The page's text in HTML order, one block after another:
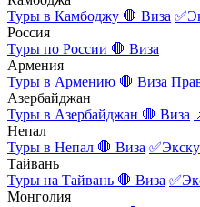
Туры в Камбоджу 🛑 Виза
Россия
Туры по России 🛑 Виза
Армения
Туры в Армению 🛑 Виза
Азербайджан
Туры в Азербайджан 🛑 Виза
Непал
Туры в Непал 🛑 Виза
Тайвань
Туры на Тайвань 🛑 Виза
Монголия